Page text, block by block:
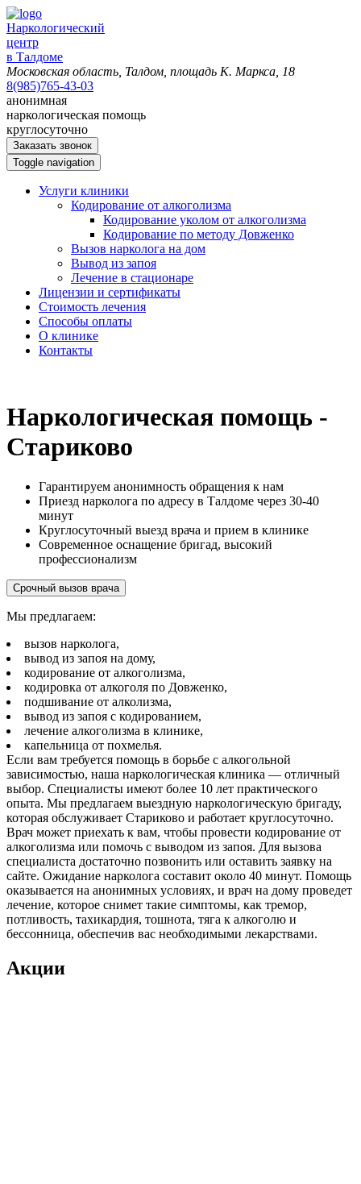
Наркологический
центр
в Талдоме
Московская область, Талдом, площадь К. Маркса, 18
8(985)765-43-03
анонимная
наркологическая помощь
круглосуточно
Заказать звонок
Toggle navigation
Услуги клиники
Кодирование от алкоголизма
Кодирование уколом от алкоголизма
Кодирование по методу Довженко
Вызов нарколога на дом
Вывод из запоя
Лечение в стационаре
Лицензии и сертификаты
Стоимость лечения
Способы оплаты
О клинике
Контакты
Наркологическая помощь -
Стариково
Гарантируем анонимность обращения к нам
Приезд нарколога по адресу в Талдоме через 30-40
минут
Круглосуточный выезд врача и прием в клинике
Современное оснащение бригад, высокий
профессионализм
Срочный вызов врача
Мы предлагаем:
вызов нарколога,
вывод из запоя на дому,
кодирование от алкоголизма,
кодировка от алкоголя по Довженко,
подшивание от алколизма,
вывод из запоя с кодированием,
лечение алкоголизма в клинике,
капельница от похмелья.
Если вам требуется помощь в борьбе с алкогольной
зависимостью, наша наркологическая клиника — отличный
выбор. Специалисты имеют более 10 лет практического
опыта. Мы предлагаем выездную наркологическую бригаду,
которая обслуживает Стариково и работает круглосуточно.
Врач может приехать к вам, чтобы провести кодирование от
алкоголизма или помочь с выводом из запоя. Для вызова
специалиста достаточно позвонить или оставить заявку на
сайте. Ожидание нарколога составит около 40 минут. Помощь
оказывается на анонимных условиях, и врач на дому проведет
лечение, которое снимет такие симптомы, как тремор,
потливость, тахикардия, тошнота, тяга к алкоголю и
бессонница, обеспечив вас необходимыми лекарствами.
Акции